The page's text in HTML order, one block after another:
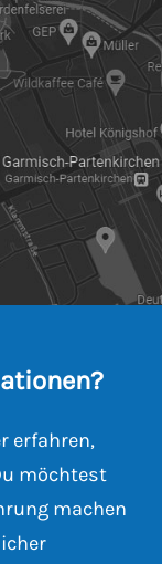
erfahren,
möchtest
machen